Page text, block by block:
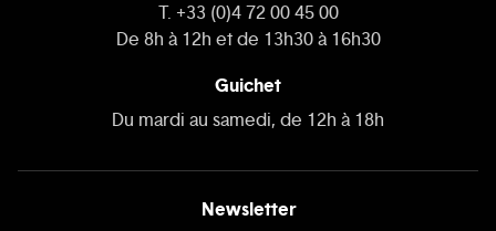
T. +33 (0)4 72 00 45 00
De 8h à 12h et de 13h30 à 16h30
Guichet
Du mardi au samedi, de 12h à 18h
Newsletter